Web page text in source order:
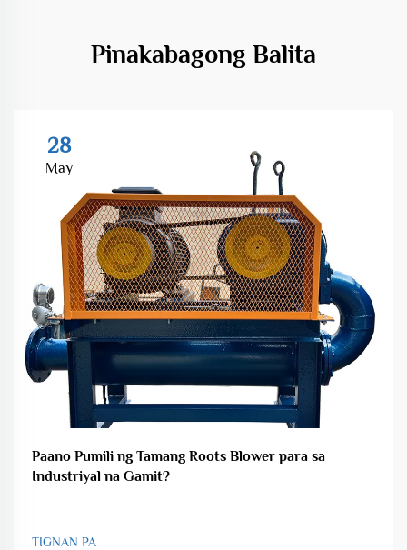
Pinakabagong Balita
28
May
Paano Pumili ng Tamang Roots Blower para sa
Industriyal na Gamit?
TIGNAN PA